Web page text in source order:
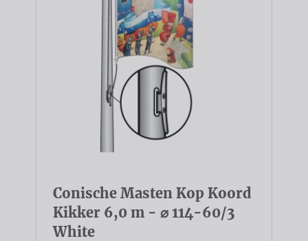
Conische Masten Kop Koord
Kikker 6,0 m - ⌀ 114-60/3
White